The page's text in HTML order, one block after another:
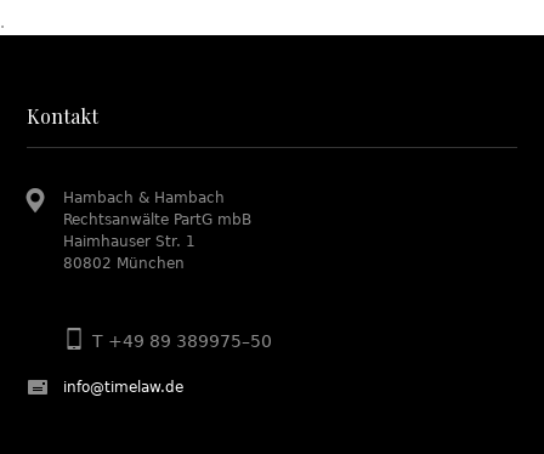
.
Kontakt
Hambach & Hambach
Rechtsanwälte PartG mbB
Haimhauser Str. 1
80802 München
T +49 89 389975–50
info@timelaw.de